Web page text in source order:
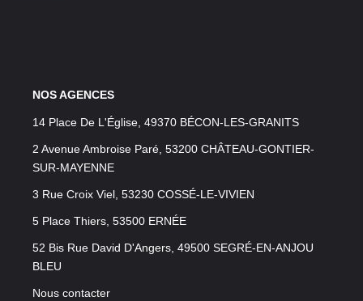
NOS AGENCES
14 Place De L'Église, 49370 BÉCON-LES-GRANITS
2 Avenue Ambroise Paré, 53200 CHÂTEAU-GONTIER-
SUR-MAYENNE
3 Rue Croix Viel, 53230 COSSÉ-LE-VIVIEN
5 Place Thiers, 53500 ERNÉE
52 Bis Rue David D'Angers, 49500 SEGRÉ-EN-ANJOU
BLEU
Nous contacter